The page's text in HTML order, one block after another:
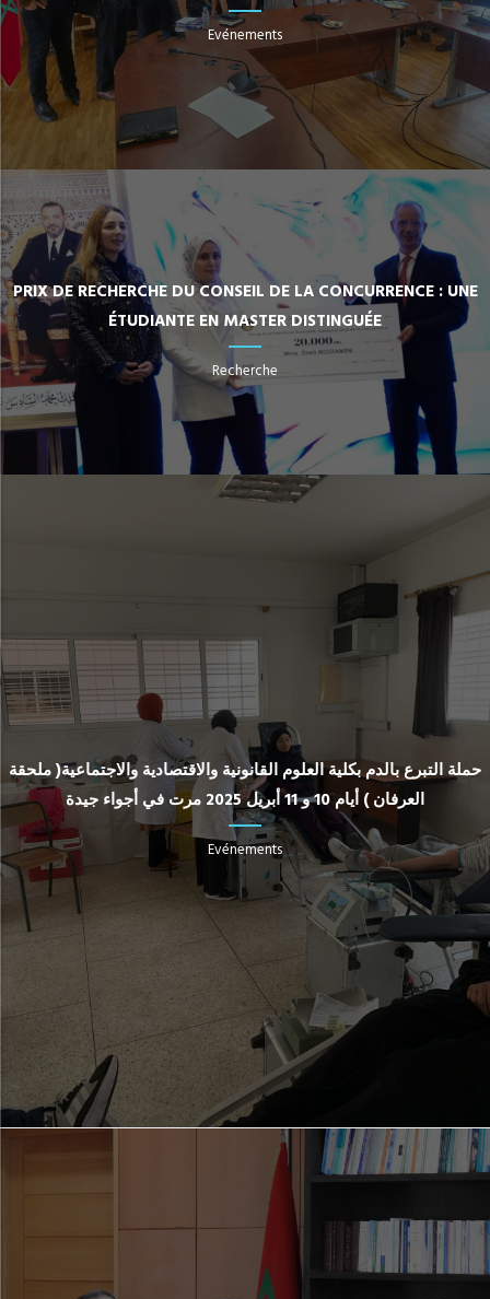
Evénements
PRIX DE RECHERCHE DU CONSEIL DE LA CONCURRENCE : UNE
ÉTUDIANTE EN MASTER DISTINGUÉE
Recherche
حملة التبرع بالدم بكلية العلوم القانونية والاقتصادية والاجتماعية( ملحقة
العرفان ) أيام 10 و 11 أبريل 2025 مرت في أجواء جيدة
Evénements